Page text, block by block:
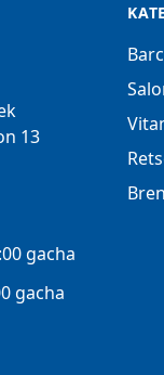
13
gacha
gacha